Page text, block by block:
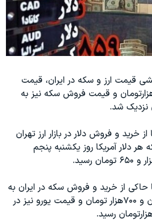
آمریکا ۲۰۲۴
به اسرائیل
آزادی
۹۸
کادر رهبری ایران
۹۸
قیمت ارز و سکه در ایران، قیمت
دلار به ۱۴هزارتومان و قیمت فروش سکه نیز به
نزدیک شد.
خرید و فروش دلار در بازار ارز تهران
دلار آمریکا روز یکشنبه پنجم
از خرید و فروش سکه در ایران به
قیمت چهار میلیون و ۷۰۰هزار تومان و قیمت یورو نیز در